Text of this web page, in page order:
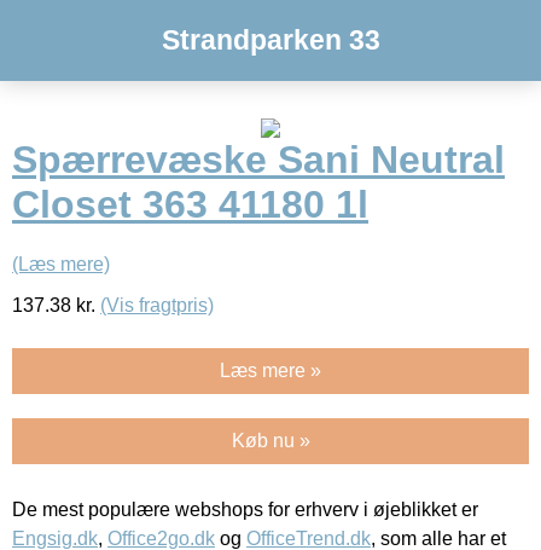
Strandparken 33
Spærrevæske Sani Neutral
Closet 363 41180 1l
(Læs mere)
137.38 kr. (Vis fragtpris)
Læs mere »
Køb nu »
De mest populære webshops for erhverv i øjeblikket er
Engsig.dk, Office2go.dk og OfficeTrend.dk, som alle har et